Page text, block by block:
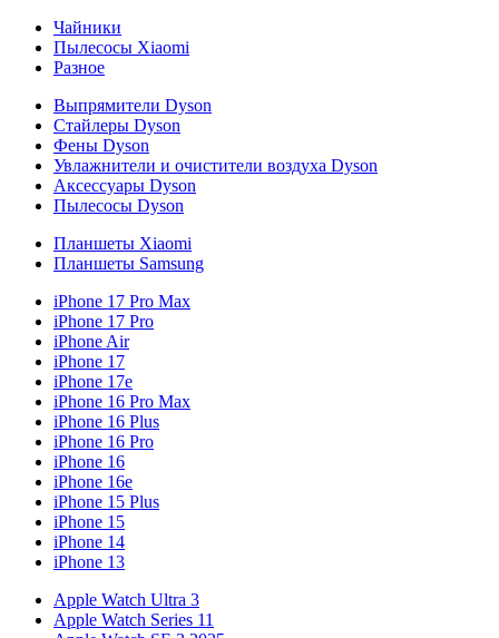
Чайники
Пылесосы Xiaomi
Разное
Выпрямители Dyson
Стайлеры Dyson
Фены Dyson
Увлажнители и очистители воздуха Dyson
Аксессуары Dyson
Пылесосы Dyson
Планшеты Xiaomi
Планшеты Samsung
iPhone 17 Pro Max
iPhone 17 Pro
iPhone Air
iPhone 17
iPhone 17e
iPhone 16 Pro Max
iPhone 16 Plus
iPhone 16 Pro
iPhone 16
iPhone 16e
iPhone 15 Plus
iPhone 15
iPhone 14
iPhone 13
Apple Watch Ultra 3
Apple Watch Series 11